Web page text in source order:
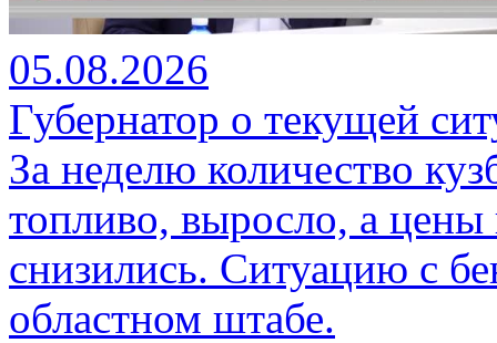
05.08.2026
Губернатор о текущей
За неделю количество
топливо, выросло, а цены
снизились. Ситуацию с
областном штабе.